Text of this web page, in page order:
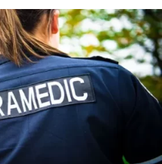
Facebook